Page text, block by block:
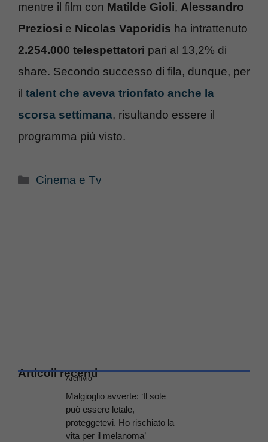
mentre il film con Matilde Gioli, Alessandro
Preziosi e Nicolas Vaporidis ha intrattenuto
2.254.000 telespettatori pari al 13,2% di
share. Secondo successo di fila, dunque, per
il talent che aveva trionfato anche la
scorsa settimana, risultando essere il
programma più visto.
Categorie
Cinema e Tv
Articoli recenti
Archivio
Malgioglio avverte: ‘Il sole
può essere letale,
proteggetevi. Ho rischiato la
vita per il melanoma’